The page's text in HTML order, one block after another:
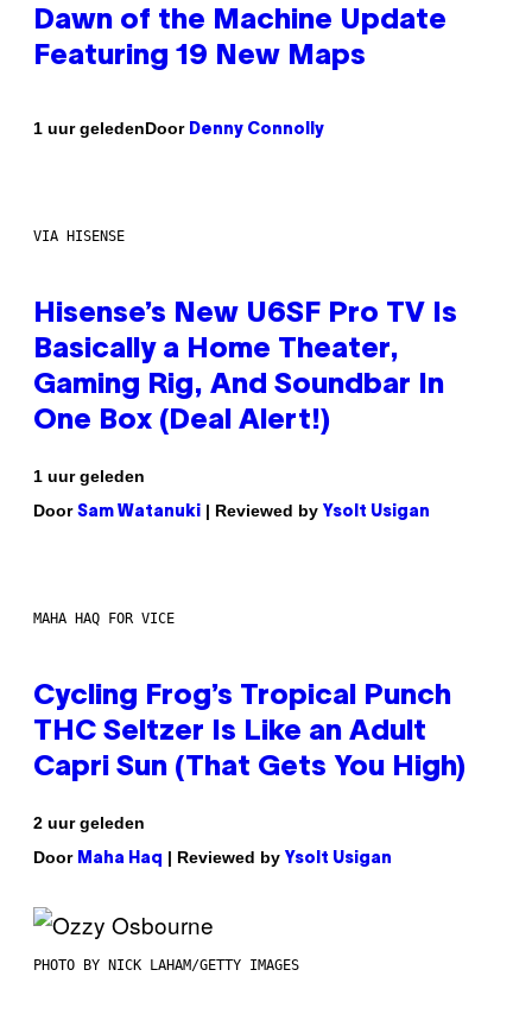
Dawn of the Machine Update
Featuring 19 New Maps
1 uur geledenDoor Denny Connolly
VIA HISENSE
Hisense’s New U6SF Pro TV Is
Basically a Home Theater,
Gaming Rig, And Soundbar In
One Box (Deal Alert!)
1 uur geleden
Door Sam Watanuki | Reviewed by Ysolt Usigan
MAHA HAQ FOR VICE
Cycling Frog’s Tropical Punch
THC Seltzer Is Like an Adult
Capri Sun (That Gets You High)
2 uur geleden
Door Maha Haq | Reviewed by Ysolt Usigan
PHOTO BY NICK LAHAM/GETTY IMAGES